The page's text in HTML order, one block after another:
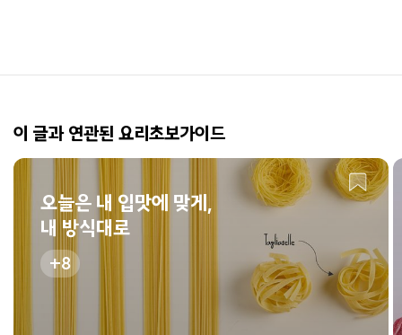
이 글과 연관된 요리초보가이드
오늘은 내 입맛에 맞게,
내 방식대로
8